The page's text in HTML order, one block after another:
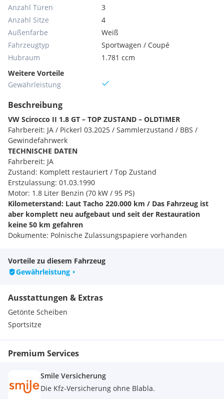
Anzahl Türen
3
Anzahl Sitze
4
Außenfarbe
Weiß
Fahrzeugtyp
Sportwagen / Coupé
Hubraum
1.781 ccm
Weitere Vorteile
Gewährleistung
Beschreibung
VW Scirocco II 1.8 GT – TOP ZUSTAND – OLDTIMER
Fahrbereit: JA / Pickerl 03.2025 / Sammlerzustand / BBS /
Gewindefahrwerk
TECHNISCHE DATEN
Fahrbereit: JA
Zustand: Komplett restauriert / Top Zustand
Erstzulassung: 01.03.1990
Motor: 1.8 Liter Benzin (70 kW / 95 PS)
Kilometerstand: Laut Tacho 220.000 km / Das Fahrzeug ist
aber komplett neu aufgebaut und seit der Restauration
keine 50 km gefahren
Dokumente: Polnische Zulassungspapiere vorhanden
Das Fahrzeug besitzt polnische Papiere und kann wahlweise
direkt in Polen oder an unserem Standort in Österreich
(Sollenau) besichtigt und abgeholt werden.
Preisvorstellung: 18.900 Euro Verhandlungsbasis.
Der Preis ist ausschließlich PERSÖNLICH VOR ORT nach der
Besichtigung verhandelbar. Bitte sehen Sie von Anfragen wie
Was ist letzte Preis? oder unrealistischen Preisvorschlägen
ab. Solche Nachrichten werden ignoriert.
AUSSTATTUNG UND MODIFIKATIONEN
Originales GT Bodykit rundum in Wagenfarbe
Hochwertige Neulackierung in Weiss
Nagelneue BBS RS Design Leichtmetallfelgen mit Tiefbett
Vorteile zu diesem Fahrzeug
Gewährleistung
Ausstattungen & Extras
Getönte Scheiben
Sportsitze
Premium Services
Smile Versicherung
Die Kfz-Versicherung ohne Blabla.